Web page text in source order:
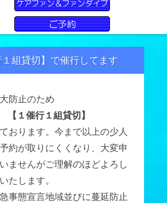
組貸切】で催行してます
防止のため
【１催行１組貸切】
おります。今まで以上の少人
約が取りにくくなり、大変申
ませんがご理解のほどよろし
たします。
事態宣言地域並びに蔓延防止